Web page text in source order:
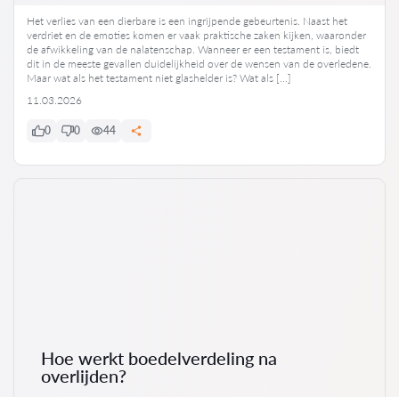
Het verlies van een dierbare is een ingrijpende gebeurtenis. Naast het
verdriet en de emoties komen er vaak praktische zaken kijken, waaronder
de afwikkeling van de nalatenschap. Wanneer er een testament is, biedt
dit in de meeste gevallen duidelijkheid over de wensen van de overledene.
Maar wat als het testament niet glashelder is? Wat als […]
11.03.2026
0 0 44
Hoe werkt boedelverdeling na
overlijden?